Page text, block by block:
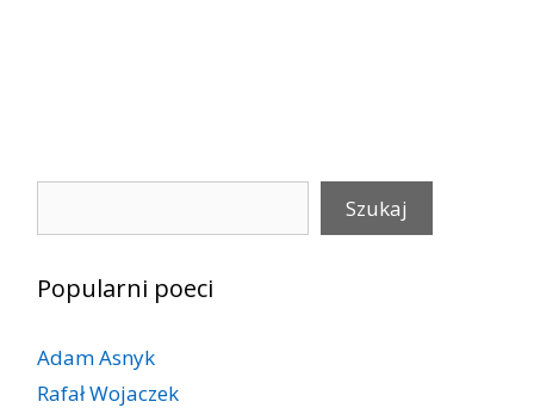
Szukaj
Popularni poeci
Adam Asnyk
Rafał Wojaczek